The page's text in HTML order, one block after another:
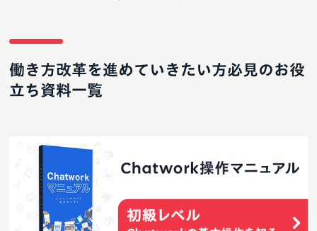
働き方改革を進めていきたい方必見のお役
立ち資料一覧